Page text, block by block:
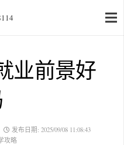
业前景好
发布日期: 2025/09/08 11:08:43
攻略